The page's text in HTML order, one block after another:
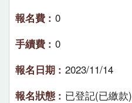
0
0
2023/11/14
已登記(已繳款)